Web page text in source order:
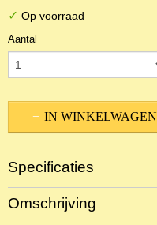
✓ Op voorraad
Aantal
IN WINKELWAGEN
Specificaties
Productcode
NBKTPr-16905
Omschrijving